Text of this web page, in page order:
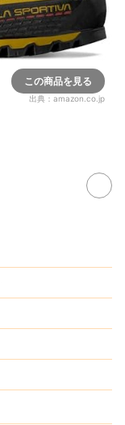
この商品を見る
出典： amazon.co.jp